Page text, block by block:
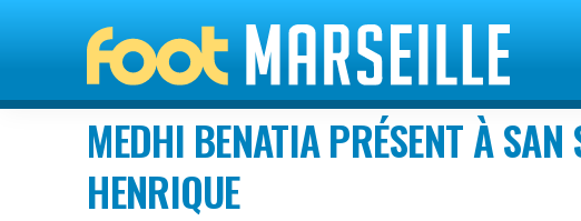
MEDHI BENATIA PRÉSENT À
HENRIQUE